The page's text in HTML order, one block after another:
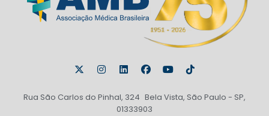
Rua São Carlos do Pinhal, 324 Bela Vista, São Paulo - SP,
01333903